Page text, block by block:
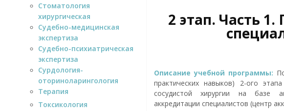
Стоматология
хирургическая
Судебно-медицинская
экспертиза
Судебно-психиатрическая
экспертиза
Сурдология-
оториноларингология
Терапия
Токсикология
2 этап. Часть
Описание учебной программы:
практических навыков) 2-ого
сосудистой хирургии на базе
аккредитации специалистов (центр